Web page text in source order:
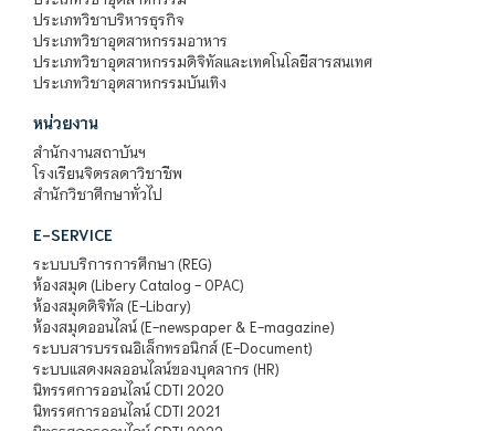
ประเภทวิชาบริหารธุรกิจ
ประเภทวิชาอุตสาหกรรมอาหาร
ประเภทวิชาอุตสาหกรรมดิจิทัลและเทคโนโลยีสารสนเทศ
ประเภทวิชาอุตสาหกรรมบันเทิง
หน่วยงาน
สำนักงานสถาบันฯ
โรงเรียนจิตรลดาวิชาชีพ
สำนักวิชาศึกษาทั่วไป
E-SERVICE
ระบบบริการการศึกษา (REG)
ห้องสมุด (Libery Catalog - OPAC)
ห้องสมุดดิจิทัล (E-Libary)
ห้องสมุดออนไลน์ (E-newspaper & E-magazine)
ระบบสารบรรณอิเล็กทรอนิกส์ (E-Document)
ระบบแสดงผลออนไลน์ของบุคลากร (HR)
นิทรรศการออนไลน์ CDTI 2020
นิทรรศการออนไลน์ CDTI 2021